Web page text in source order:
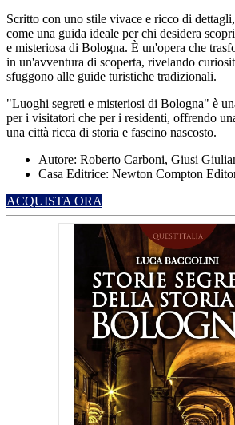
Scritto con uno stile vivace e ricco di
come una guida ideale per chi desidera
e misteriosa di Bologna. È un'opera che
in un'avventura di scoperta, rivelando
sfuggono alle guide turistiche tradizionali.
"Luoghi segreti e misteriosi di Bologna" è
per i visitatori che per i residenti, offrendo
una città ricca di storia e fascino nascosto.
Autore: Roberto Carboni, Giusi
Casa Editrice: Newton Compton
ACQUISTA ORA